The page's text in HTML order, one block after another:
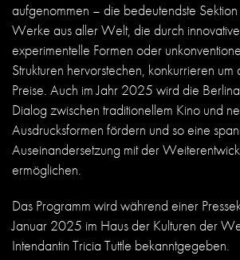
aufgenommen – die bedeutendste
Werke aus aller Welt, die durch
experimentelle Formen oder
Strukturen hervorstechen, konkurrieren
Preise. Auch im Jahr 2025 wird die
Dialog zwischen traditionellem Kino und
Ausdrucksformen fördern und so eine
Auseinandersetzung mit der
ermöglichen.
Das Programm wird während einer
Januar 2025 im Haus der Kulturen der
Intendantin Tricia Tuttle bekanntgegeben.